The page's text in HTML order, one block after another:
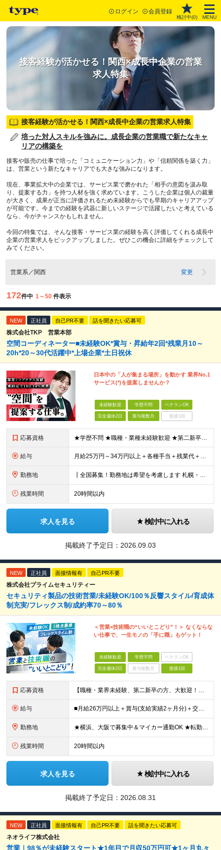
ログイン 会員登録
検討中(0) MENU
接客経験が活かせる！関西×成長中企業の営業
求人特集
接客経験が活かせる！関西×成長中企業の営業求人特集
培った対人スキルを強みに。成長企業の営業職で新たなキャ
リアの構築を
接客や販売の仕事で培った「コミュニケーション力」や「信頼関係を築く力」
は、営業という新たなキャリアでも大きな強みになります。
現在、事業拡大中の企業では、サービス業で磨かれた「相手の意図を汲み取
り、提案する力」を持つ人材を強く求めています。こうした企業は個人の裁量
が大きく、成果が正当に評価されるため未経験からでも早期のキャリアアップ
が可能です。今までの経験を武器に新しいステージで活躍したいと考えている
なら、今がチャンスかもしれません。
今回の特集では、そんな接客・サービス業の経験を高く評価してくれる成長中
企業の営業求人をピックアップしました。ぜひこの機会に詳細をチェックして
みてください。
営業系／関西 変更
172件中 1～50 件表示
NEW 正社員 自己PR不要 話を聞きたい応募可
株式会社TKP 営業本部
空間コーディネーター■未経験OK*賞与・昇給年2回*残業月10～
20h*20～30代活躍中*上場企業*土日祝休
日本中の「人が集まる場所」を動かす 業界No.1
サービス(*)を提案しませんか？
未経験歓迎 学歴不問 ベテランOK
完全週休2日 賞与複数月 面接1回
応募資格 ★学歴不問 ★職種・業種未経験歓迎 ★第二新卒歓迎 ＜こんな方にオススメ＞ ◎一つの商材ではなく、幅広い提案で勝負したい ◎成長企業でスケールの大きい仕事に挑戦したい ◎実力を評価されたい＆腰を据え
給与 月給25万円～34万円以上＋各種手当＋残業代＋賞与年2回 初年度想定年収：348万円～ ※経験・能力を考慮のうえ優遇します。 ※上記にはエリア給（10,000円～15,000円）、見込み残業代（20
勤務地 ┃全国募集！勤務地は希望を考慮します 札幌・仙台・東京・横浜・金沢・名古屋・大阪・京都・広島・福岡 募集 ※上記のほか、全国に拠点あり ※キャリアアップやキャリアシフトに伴う転勤も一部ありますが、基
残業時間 20時間以内
求人を見る 検討中に入れる
掲載終了予定日： 2026.09.03
NEW 正社員 面接情報有 自己PR不要
株式会社プライムセキュリティー
セキュリティ製品の技術営業/未経験OK/100％反響スタイル/育成体
制充実/フレックス制/成約率70～80％
＜営業×技術職の“いいとこどり”！＞ なくならな
い仕事で、一生モノの「手に職」もゲット！
未経験歓迎 学歴不問 ベテランOK
完全週休2日 賞与複数月 面接1回
応募資格 【職種・業界未経験、第二新卒の方、大歓迎！】 ■未経験OK ■学歴不問 ■普通自動車免許をお持ちの方（AT限定可） ≪こんな方にピッタリです！≫ ・未経験から「手に職」をつけて将来の安心を手に入れた
給与 ■月給26万円以上＋賞与(支給実績2ヶ月分)＋交通費 ★6月からはチームインセンティブも新たに導入予定！ ※スキル・経験を考慮の上、決定いたします ※上記には見込み残業代2万円以上（24時間分）を含
勤務地 ★横浜、大阪で募集中＆マイカー通勤OK ★転勤はありません ★希望の勤務地に配属します 【本社】 神奈川県横浜市戸塚区矢部町65 イェルコローレビル1F 【大阪オフィス】 大阪府大阪市北区池田町2
残業時間 20時間以内
求人を見る 検討中に入れる
掲載終了予定日： 2026.08.31
NEW 正社員 面接情報有 自己PR不要 話を聞きたい応募可
ネオライフ株式会社
営業｜98％が未経験スタート★1年目で月収50万円可★1ヶ月丸々